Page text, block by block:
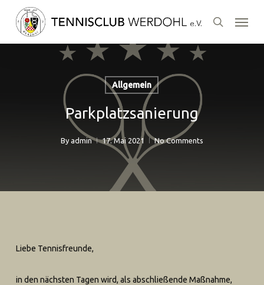
search
Menu
Allgemein
Parkplatzsanierung
By admin 17. Mai 2021 No Comments
Liebe Tennisfreunde,
in den nächsten Tagen wird, als abschließende Maßnahme,